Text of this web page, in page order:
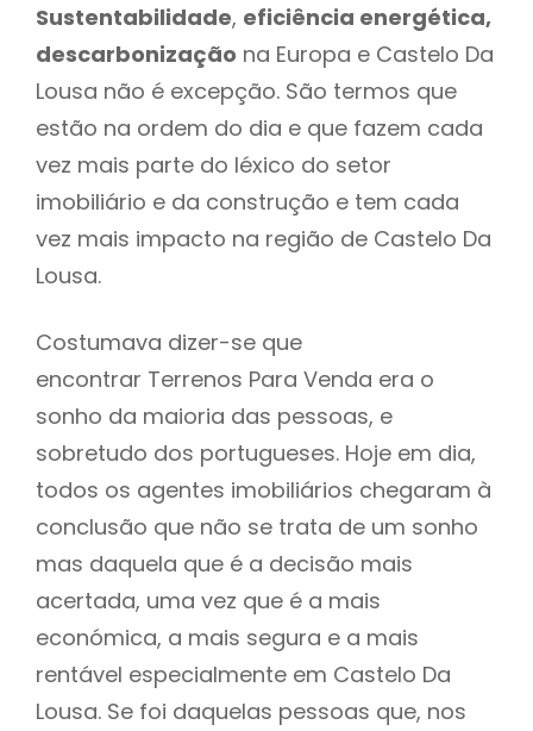
Sustentabilidade, eficiência energética,
descarbonização na Europa e Castelo Da
Lousa não é excepção. São termos que
estão na ordem do dia e que fazem cada
vez mais parte do léxico do setor
imobiliário e da construção e tem cada
vez mais impacto na região de Castelo Da
Lousa.
Costumava dizer-se que
encontrar Terrenos Para Venda era o
sonho da maioria das pessoas, e
sobretudo dos portugueses. Hoje em dia,
todos os agentes imobiliários chegaram à
conclusão que não se trata de um sonho
mas daquela que é a decisão mais
acertada, uma vez que é a mais
económica, a mais segura e a mais
rentável especialmente em Castelo Da
Lousa. Se foi daquelas pessoas que, nos